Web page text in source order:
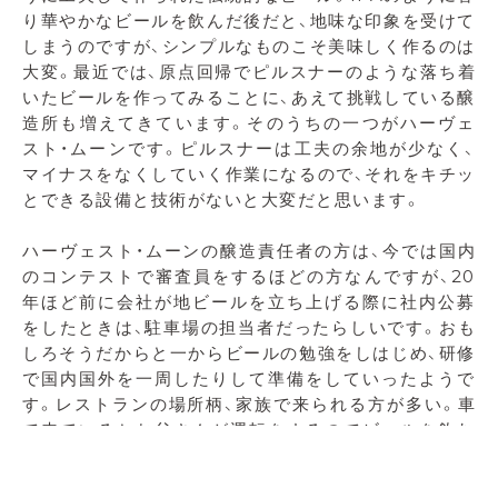
り華やかなビールを飲んだ後だと、地味な印象を受けて
しまうのですが、シンプルなものこそ美味しく作るのは
大変。最近では、原点回帰でピルスナーのような落ち着
いたビールを作ってみることに、あえて挑戦している醸
造所も増えてきています。そのうちの一つがハーヴェ
スト・ムーンです。ピルスナーは工夫の余地が少なく、
マイナスをなくしていく作業になるので、それをキチッ
とできる設備と技術がないと大変だと思います。
ハーヴェスト・ムーンの醸造責任者の方は、今では国内
のコンテストで審査員をするほどの方なんですが、20
年ほど前に会社が地ビールを立ち上げる際に社内公募
をしたときは、駐車場の担当者だったらしいです。おも
しろそうだからと一からビールの勉強をしはじめ、研修
で国内国外を一周したりして準備をしていったようで
す。レストランの場所柄、家族で来られる方が多い。車
で来ているとお父さんが運転をするのでビールを飲む